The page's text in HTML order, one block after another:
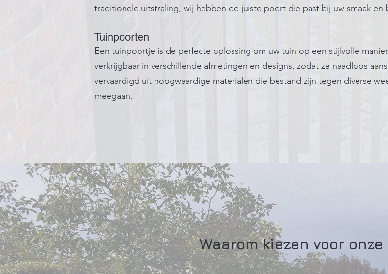
traditionele uitstraling, wij hebben de juiste poort die past bij uw smaak en
Tuinpoorten
Een tuinpoortje is de perfecte oplossing om uw tuin op een stijlvolle
verkrijgbaar in verschillende afmetingen en designs, zodat ze naadloos
vervaardigd uit hoogwaardige materialen die bestand zijn tegen diverse
meegaan.
Waarom kiezen voor